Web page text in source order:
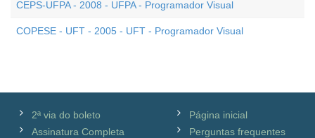
CEPS-UFPA - 2008 - UFPA - Programador Visual
COPESE - UFT - 2005 - UFT - Programador Visual
2ª via do boleto
Assinatura Completa
Página inicial
Perguntas frequentes